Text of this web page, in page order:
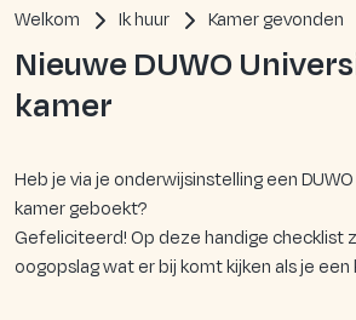
Welkom Ik huur Kamer gevonden
Nieuwe DUWO
kamer
Heb je via je onderwijsinstelling een
kamer geboekt?
Gefeliciteerd! Op deze handige checklist
oogopslag wat er bij komt kijken als je een